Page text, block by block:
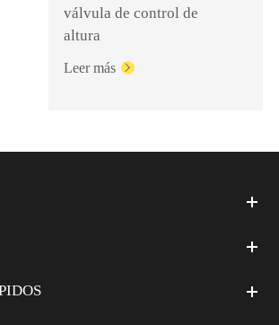
válvula de control de
altura
Leer más 